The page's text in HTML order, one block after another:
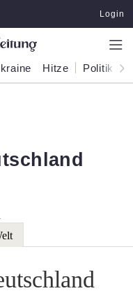
Login
Hitze Politik